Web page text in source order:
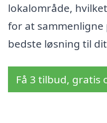
lokalområde,
for at
bedste løsning til
Få 3 tilbud, gratis